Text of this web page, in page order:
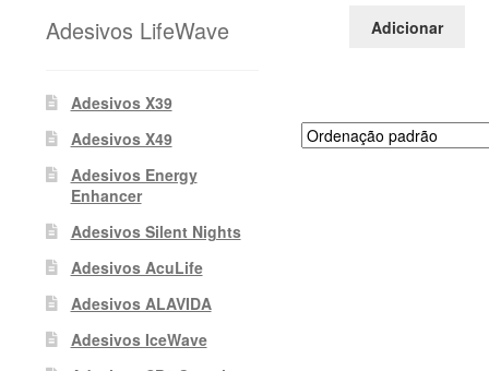
Adicionar
Adesivos LifeWave
Adesivos X39
Adesivos X49
Adesivos Energy
Enhancer
Adesivos Silent Nights
Adesivos AcuLife
Adesivos ALAVIDA
Adesivos IceWave